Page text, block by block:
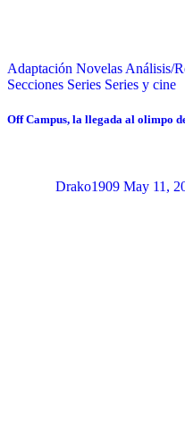
Adaptación Novelas Análisis/
Secciones Series Series y cine
Off Campus, la llegada al olimpo
Drako1909 May 11,